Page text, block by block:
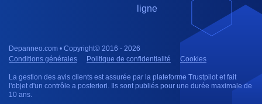
ligne
Depanneo.com • Copyright© 2016 - 2026
Conditions générales
Politique de confidentialité Cookies
La gestion des avis clients est assurée par la plateforme Trustpilot et fait
l'objet d'un contrôle a posteriori. Ils sont publiés pour une durée maximale de
10 ans.